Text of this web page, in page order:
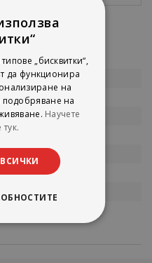
„бисквитки“,
да функционира
на
на
Научете